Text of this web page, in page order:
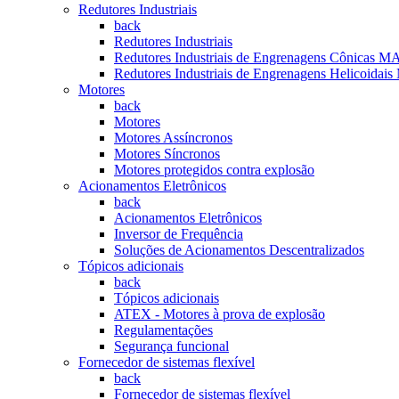
Redutores Industriais
back
Redutores Industriais
Redutores Industriais de Engrenagens Cônicas
Redutores Industriais de Engrenagens
Motores
back
Motores
Motores Assíncronos
Motores Síncronos
Motores protegidos contra explosão
Acionamentos Eletrônicos
back
Acionamentos Eletrônicos
Inversor de Frequência
Soluções de Acionamentos Descentralizados
Tópicos adicionais
back
Tópicos adicionais
ATEX - Motores à prova de explosão
Regulamentações
Segurança funcional
Fornecedor de sistemas flexível
back
Fornecedor de sistemas flexível